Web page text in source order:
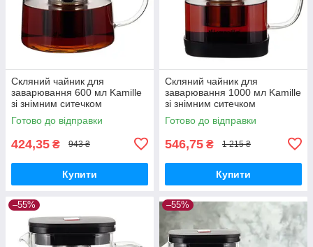
Скляний чайник для
заварювання 600 мл Kamille
зі знімним ситечком
Готово до відправки
424,35 ₴ 943 ₴
Купити
Скляний чайник для
заварювання 1000 мл Kamille
зі знімним ситечком
квадратний
Готово до відправки
546,75 ₴ 1 215 ₴
Купити
–55% –55%